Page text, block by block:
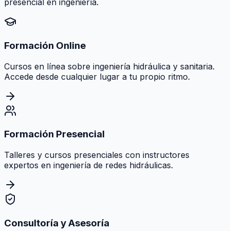
presencial en ingeniería.
Formación Online
Cursos en línea sobre ingeniería hidráulica y sanitaria.
Accede desde cualquier lugar a tu propio ritmo.
Formación Presencial
Talleres y cursos presenciales con instructores
expertos en ingeniería de redes hidráulicas.
Consultoría y Asesoría